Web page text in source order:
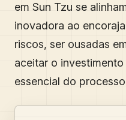
em Sun Tzu se
inovadora ao
riscos, ser ousadas
aceitar o
essencial do